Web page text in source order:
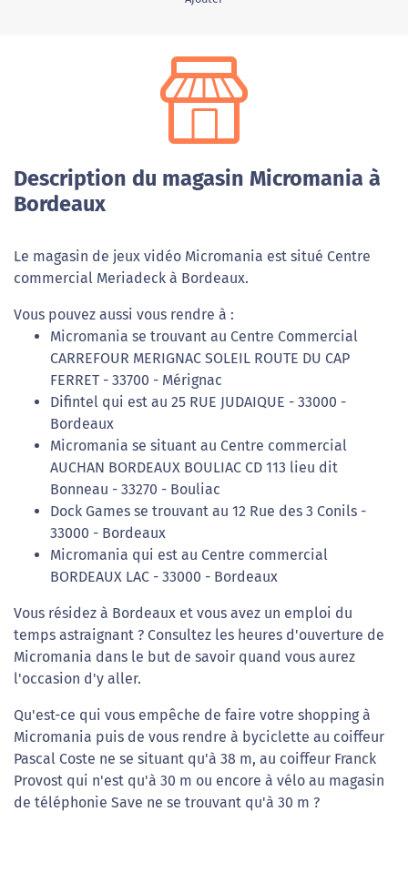
Description du magasin Micromania à
Bordeaux
Le magasin de jeux vidéo Micromania est situé Centre
commercial Meriadeck à Bordeaux.
Vous pouvez aussi vous rendre à :
Micromania se trouvant au Centre Commercial
CARREFOUR MERIGNAC SOLEIL ROUTE DU CAP
FERRET - 33700 - Mérignac
Difintel qui est au 25 RUE JUDAIQUE - 33000 -
Bordeaux
Micromania se situant au Centre commercial
AUCHAN BORDEAUX BOULIAC CD 113 lieu dit
Bonneau - 33270 - Bouliac
Dock Games se trouvant au 12 Rue des 3 Conils -
33000 - Bordeaux
Micromania qui est au Centre commercial
BORDEAUX LAC - 33000 - Bordeaux
Vous résidez à Bordeaux et vous avez un emploi du
temps astraignant ? Consultez les heures d'ouverture de
Micromania dans le but de savoir quand vous aurez
l'occasion d'y aller.
Qu'est-ce qui vous empêche de faire votre shopping à
Micromania puis de vous rendre à byciclette au coiffeur
Pascal Coste ne se situant qu'à 38 m, au coiffeur Franck
Provost qui n'est qu'à 30 m ou encore à vélo au magasin
de téléphonie Save ne se trouvant qu'à 30 m ?